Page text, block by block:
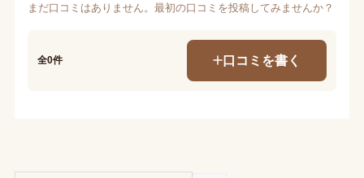
まだ口コミはありません。最初の口コミを投稿してみませんか？
全0件 口コミを書く